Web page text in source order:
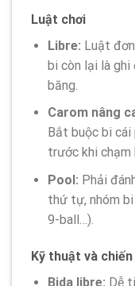
Luật chơi
Libre: Luật
bi còn lại là ghi
băng.
Carom nâng
Bắt buộc bi
trước khi chạm
Pool: Phải
thứ tự, nhóm
9-ball…).
Kỹ thuật và
Bida libre: Dễ